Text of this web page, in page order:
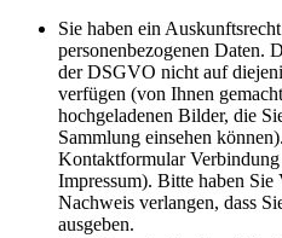
Sie haben ein
personenbezogenen Daten.
der DSGVO nicht auf
verfügen (von Ihnen
hochgeladenen Bilder, die
Sammlung einsehen
Kontaktformular
Impressum). Bitte haben Sie
Nachweis verlangen, dass
ausgeben.